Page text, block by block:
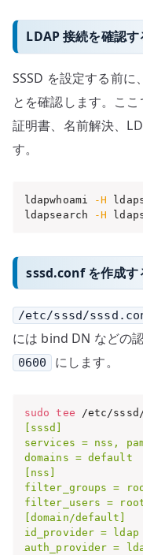
LDAP 接続を確認す
SSSD を設定する前に
とを確認します。ここ
証明書、名前解決、
す。
ldapwhoami -H
ldapsearch
-H
sssd.conf を作成す
/etc/sssd/
には bind DN などの
0600 にします。
sudo tee /etc/
[sssd]
services = nss,
domains = default
[nss]
filter_groups =
filter_users =
[domain/default]
id_provider = ldap
auth_provider =